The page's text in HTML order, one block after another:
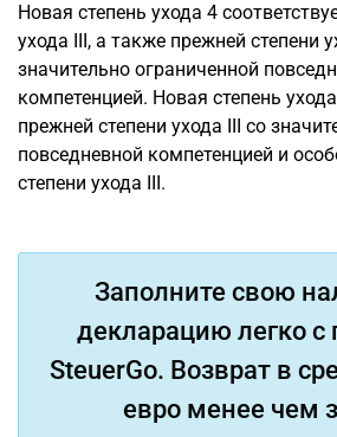
Новая степень ухода 4
ухода III, а также прежней степени
значительно ограниченной
компетенцией. Новая степень
прежней степени ухода III со
повседневной компетенцией и
степени ухода III.
Заполните свою
декларацию легко
SteuerGo. Возврат в
евро менее чем